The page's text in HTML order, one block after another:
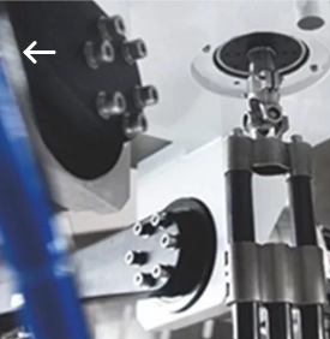
CASA
PRODUTOS
QUEM
SOMOS
Kenwei
Intellectualized
Machinery
Co.,
Ltd..
Rights
Reserved.